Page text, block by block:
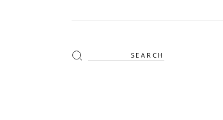
Search
for: